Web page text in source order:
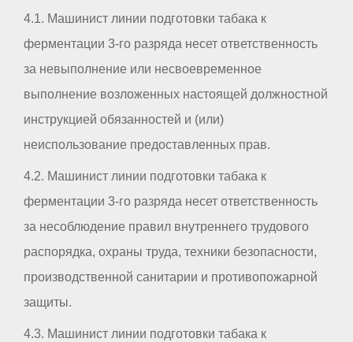
4.1. Машинист линии подготовки табака к
ферментации 3-го разряда несет ответственность
за невыполнение или несвоевременное
выполнение возложенных настоящей должностной
инструкцией обязанностей и (или)
неиспользование предоставленных прав.
4.2. Машинист линии подготовки табака к
ферментации 3-го разряда несет ответственность
за несоблюдение правил внутреннего трудового
распорядка, охраны труда, техники безопасности,
производственной санитарии и противопожарной
защиты.
4.3. Машинист линии подготовки табака к